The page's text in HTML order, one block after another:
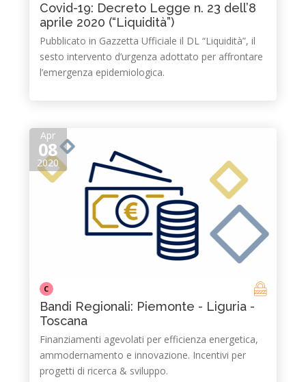
Covid-19: Decreto Legge n. 23 dell’8
aprile 2020 (“Liquidità”)
Pubblicato in Gazzetta Ufficiale il DL “Liquidità”, il
sesto intervento d’urgenza adottato per affrontare
l’emergenza epidemiologica.
Apr
08
2020
C
Bandi Regionali: Piemonte - Liguria -
Toscana
Finanziamenti agevolati per efficienza energetica,
ammodernamento e innovazione. Incentivi per
progetti di ricerca & sviluppo.